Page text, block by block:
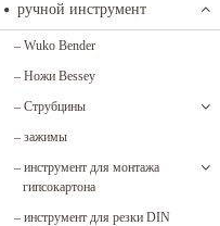
ручной инструмент
– Wuko Bender
– Ножи Bessey
– Струбцины
– зажимы
– инструмент для монтажа
гипсокартона
– инструмент для резки DIN